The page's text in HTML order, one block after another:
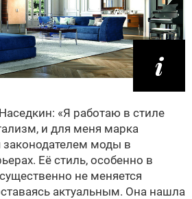
«Я работаю в стиле
и для меня марка
законодателем моды в
Её стиль, особенно в
не меняется
актуальным. Она нашла